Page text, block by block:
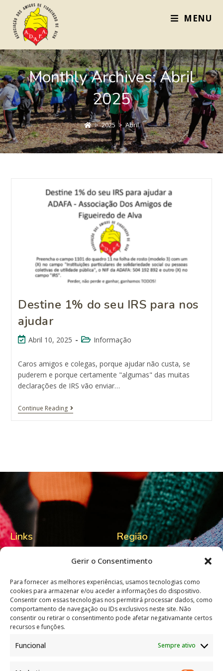
Gerir o Consentimento
Para fornecer as melhores experiências, usamos tecnologias como
cookies para armazenar e/ou aceder a informações do dispositivo.
Consentir com essas tecnologias nos permitirá processar dados, como
comportamento de navegação ou IDs exclusivos neste site. Não
consentir ou retirar o consentimento pode afetar negativamante certos
recursos e funções.
Funcional Sempre ativo
MENU
Monthly Archives: Abril
2025
> 2025 > Abril
Destine 1% do seu IRS para nos
ajudar
Abril 10, 2025 Informação
Caros amigos e colegas, porque ajudar não custa, se
puderem e porque certamente "algumas" das muitas
declarações de IRS vão enviar…
Continue Reading
Links
Contactos
Região
Visitlafoes
Tempo por cá
Livro de Reclamações